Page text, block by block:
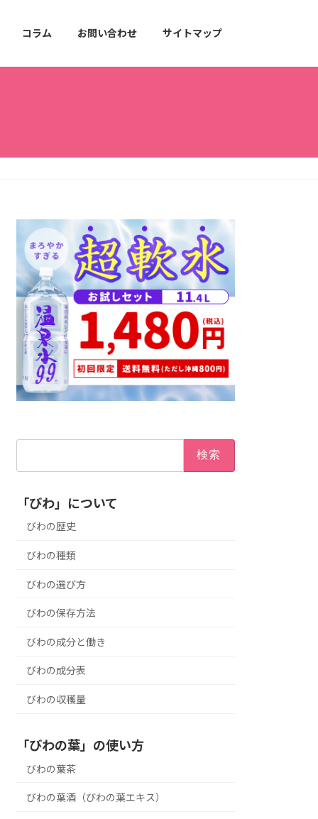
コラム お問い合わせ サイトマップ
「びわ」について
びわの歴史
びわの種類
びわの選び方
びわの保存方法
びわの成分と働き
びわの成分表
びわの収穫量
「びわの葉」の使い方
びわの葉茶
びわの葉酒（びわの葉エキス）